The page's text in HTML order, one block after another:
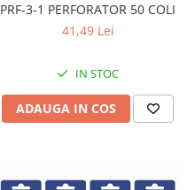
PRF-3-1 PERFORATOR 50 COLI
41,49 Lei
IN STOC
ADAUGA IN COS